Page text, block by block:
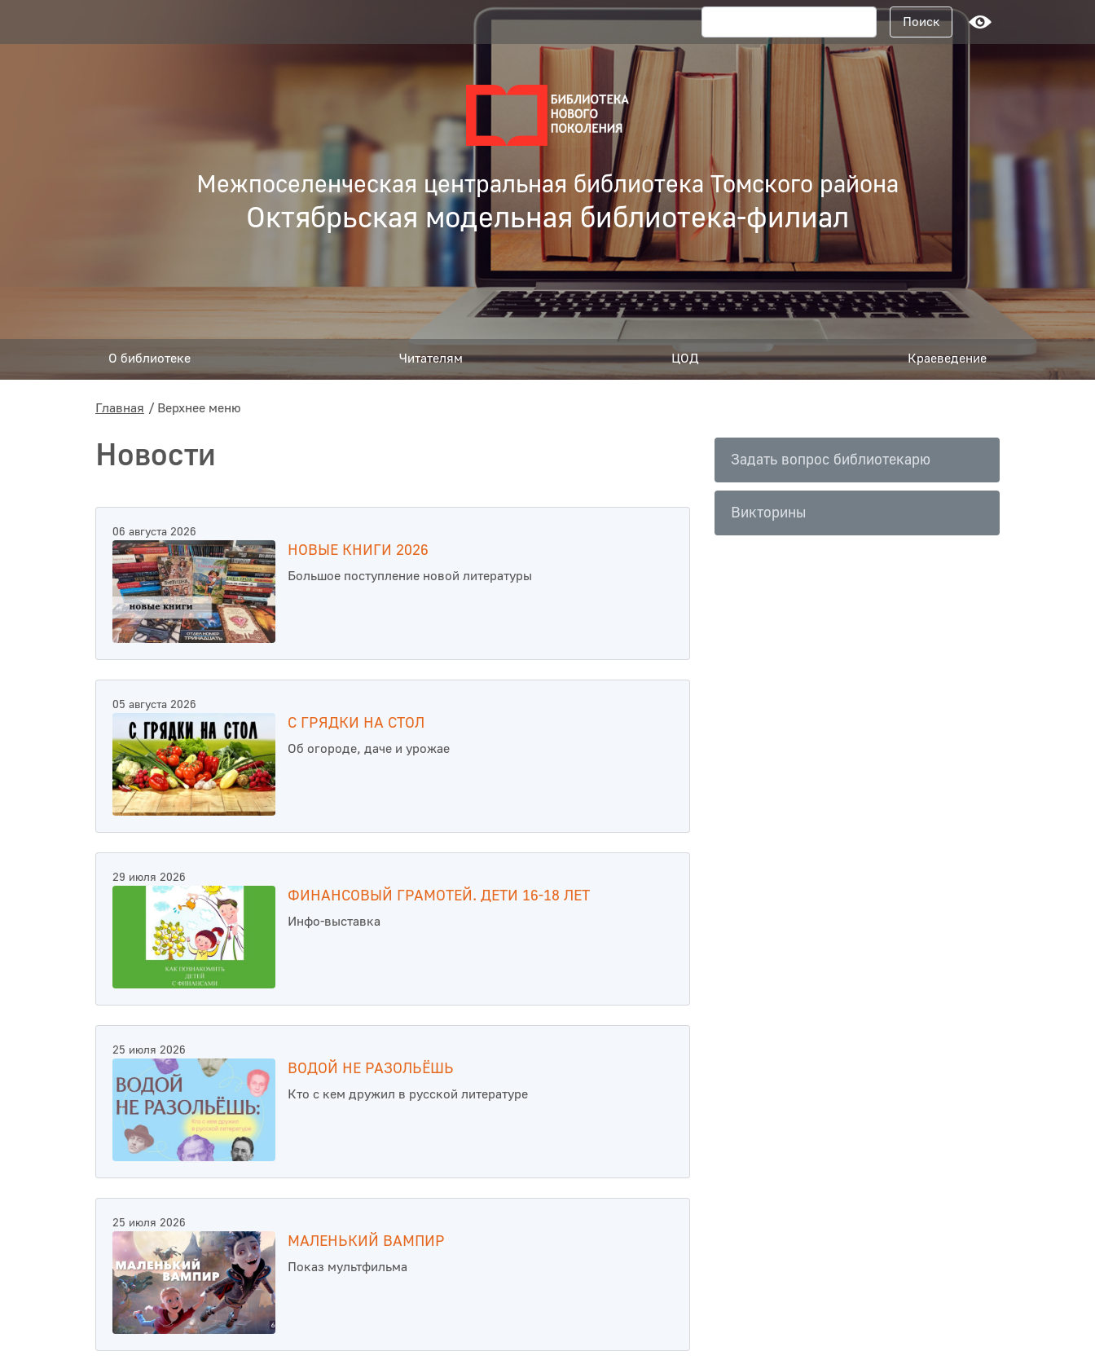
Поисковый запрос
Поиск
Межпоселенческая центральная библиотека Томского района
Октябрьская модельная библиотека-филиал
О библиотеке Читателям ЦОД Краеведение
Главная Верхнее меню
Новости
06 августа 2026
НОВЫЕ КНИГИ 2026
Большое поступление новой литературы
05 августа 2026
С ГРЯДКИ НА СТОЛ
Об огороде, даче и урожае
29 июля 2026
ФИНАНСОВЫЙ ГРАМОТЕЙ. ДЕТИ 16-18 ЛЕТ
Инфо-выставка
25 июля 2026
ВОДОЙ НЕ РАЗОЛЬЁШЬ
Кто с кем дружил в русской литературе
25 июля 2026
МАЛЕНЬКИЙ ВАМПИР
Показ мультфильма
Задать вопрос библиотекарю
Викторины